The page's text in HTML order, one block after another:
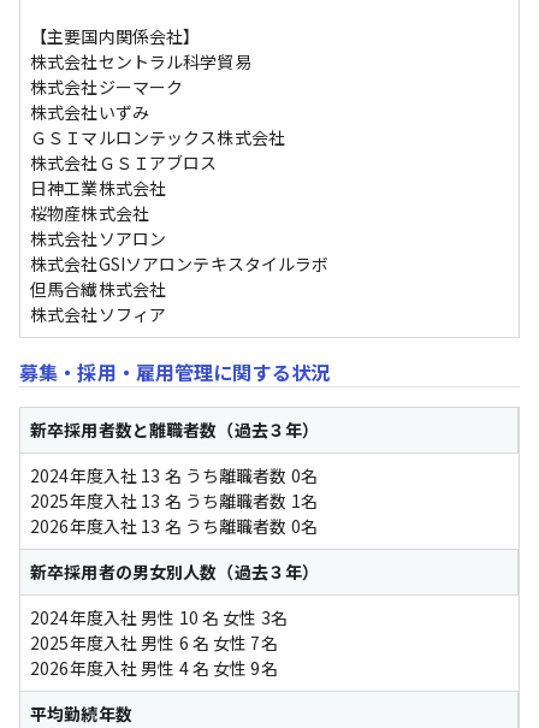
【主要国内関係会社】
株式会社セントラル科学貿易
株式会社ジーマーク
株式会社いずみ
ＧＳＩマルロンテックス株式会社
株式会社ＧＳＩアブロス
日神工業株式会社
桜物産株式会社
株式会社ソアロン
株式会社GSIソアロンテキスタイルラボ
但馬合繊株式会社
株式会社ソフィア
募集・採用・雇用管理に関する状況
新卒採用者数と離職者数（過去３年）
2024年度入社 13 名 うち離職者数 0名
2025年度入社 13 名 うち離職者数 1名
2026年度入社 13 名 うち離職者数 0名
新卒採用者の男女別人数（過去３年）
2024年度入社 男性 10 名 女性 3名
2025年度入社 男性 6 名 女性 7名
2026年度入社 男性 4 名 女性 9名
平均勤続年数